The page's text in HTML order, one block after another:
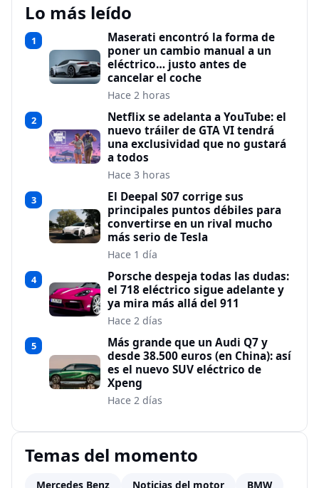
Lo más leído
1
Maserati encontró la forma de
poner un cambio manual a un
eléctrico… justo antes de
cancelar el coche
Hace 2 horas
2
Netflix se adelanta a YouTube: el
nuevo tráiler de GTA VI tendrá
una exclusividad que no gustará
a todos
Hace 3 horas
3
El Deepal S07 corrige sus
principales puntos débiles para
convertirse en un rival mucho
más serio de Tesla
Hace 1 día
4
Porsche despeja todas las dudas:
el 718 eléctrico sigue adelante y
ya mira más allá del 911
Hace 2 días
5
Más grande que un Audi Q7 y
desde 38.500 euros (en China): así
es el nuevo SUV eléctrico de
Xpeng
Hace 2 días
Temas del momento
Mercedes Benz Noticias del motor BMW